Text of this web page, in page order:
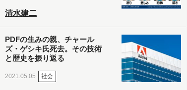
清水建二
PDFの生みの親、チャール
ズ・ゲシキ氏死去。その技術
と歴史を振り返る
2021.05.05 社会